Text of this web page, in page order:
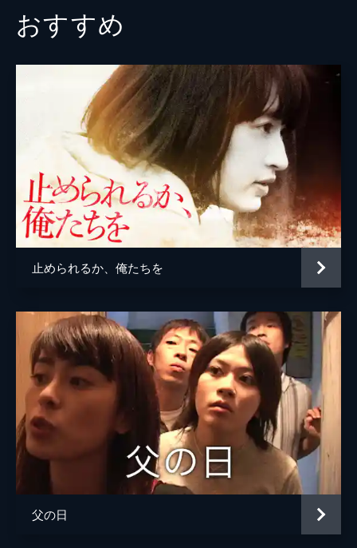
山本天心
川島ノリコ
水谷加奈
みうらじゅん
國本鍾建
熊谷真実
笑福亭鶴光
ナレーター 秀島史香
監督 河崎実
脚本 河崎実
木川明彦
音楽 石川修一
アサカコウギ
おすすめ
止められるか、俺たちを
父の日